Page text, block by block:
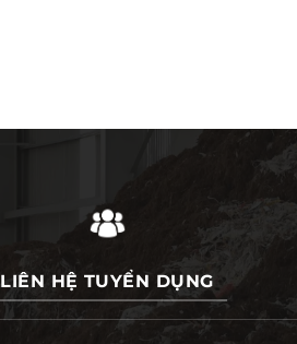
LIÊN HỆ TUYỂN DỤNG